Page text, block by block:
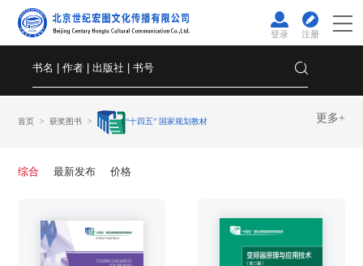
登录 注册
首页 获奖图书 “十四五” 国家规划教材 更多+
综合 最新发布 价格